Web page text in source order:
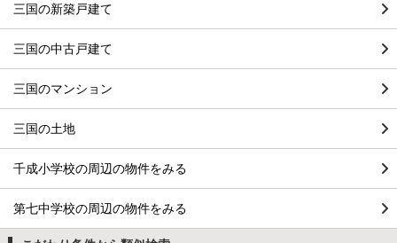
三国の新築戸建て
三国の中古戸建て
三国のマンション
三国の土地
千成小学校の周辺の物件をみる
第七中学校の周辺の物件をみる